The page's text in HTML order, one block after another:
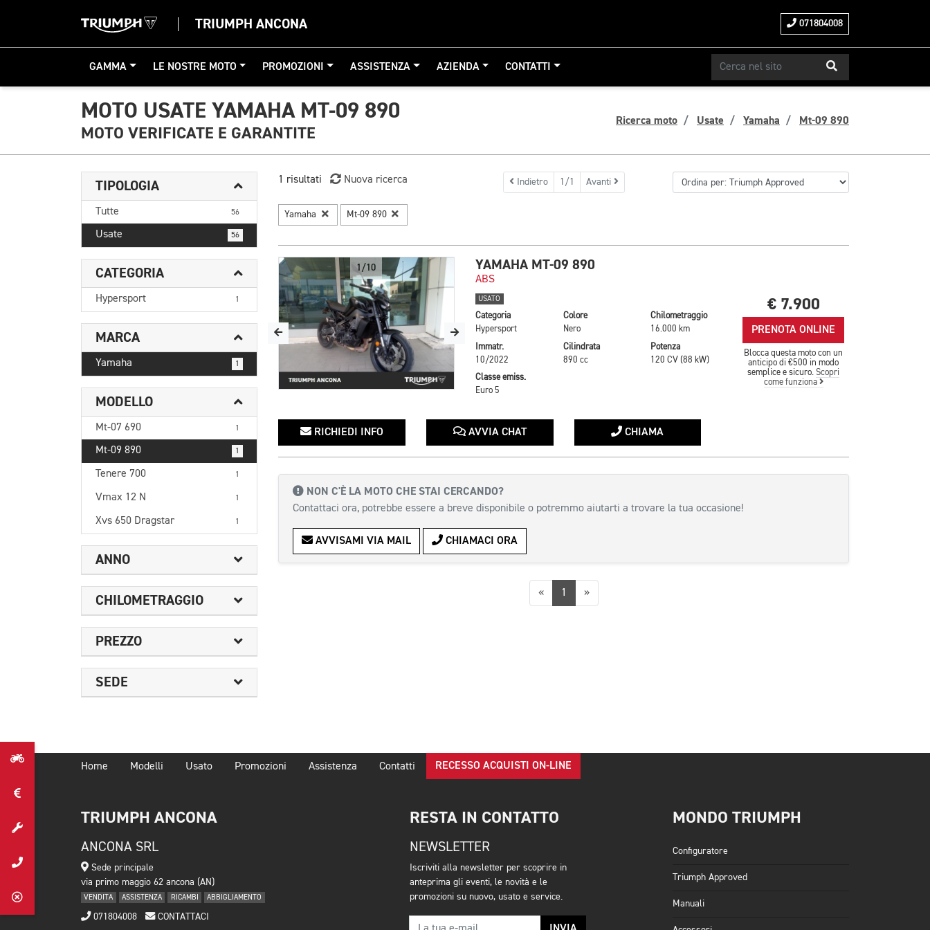
TRIUMPH ANCONA 071804008
GAMMA LE NOSTRE MOTO PROMOZIONI ASSISTENZA AZIENDA CONTATTI
MOTO USATE YAMAHA MT-09 890
MOTO VERIFICATE E GARANTITE
Ricerca moto Usate Yamaha Mt-09 890
TIPOLOGIA
Tutte 56
Usate 56
CATEGORIA
Hypersport 1
MARCA
Yamaha 1
MODELLO
Mt-07 690 1
Mt-09 890 1
Tenere 700 1
Vmax 12 N 1
Xvs 650 Dragstar 1
ANNO
CHILOMETRAGGIO
PREZZO
SEDE
1 risultati Nuova ricerca Indietro 1/1 Avanti
Yamaha Mt-09 890
1/10 YAMAHA MT-09 890
ABS
USATO
Categoria
Hypersport
Colore
Nero
Chilometraggio
16.000 km
Immatr.
10/2022
Cilindrata
890 cc
Potenza
120 CV (88 kW)
Classe emiss.
Euro 5
€ 7.900
PRENOTA ONLINE
Blocca questa moto con un
anticipo di €500 in modo
semplice e sicuro.Scopri
come funziona
RICHIEDI INFO AVVIA CHAT CHIAMA
NON C'È LA MOTO CHE STAI CERCANDO?
Contattaci ora, potrebbe essere a breve disponibile o potremmo aiutarti a trovare la tua occasione!
AVVISAMI VIA MAIL CHIAMACI ORA
«Precedente
1 »Successiva
Home Modelli Usato Promozioni Assistenza Contatti RECESSO ACQUISTI ON-LINE
TRIUMPH ANCONA
ANCONA SRL
Sede principale
via primo maggio 62 ancona (AN)
VENDITA ASSISTENZA RICAMBI ABBIGLIAMENTO
071804008 CONTATTACI
RESTA IN CONTATTO
NEWSLETTER
Iscriviti alla newsletter per scoprire in
anteprima gli eventi, le novità e le
promozioni su nuovo, usato e service.
MONDO TRIUMPH
Configuratore
Triumph Approved
Manuali